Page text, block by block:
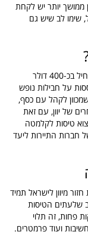
ממושך יותר יש לקחת
שימו לב שיש גם
זהו נתון משתנה, בהתבסס על שנים עברו המחיר מתחיל בכ-400 דולר
על חבילות נופש
לקהל עם כסף,
של יוון, עם זאת
טיסות לקלמטה
חברות התיירות ליעד
מיוון לישראל תמיד
שימו לב שלעתים הטיסות
טיסות החזור עשויות לקחת 10 או 15 דקות פחות, זה תלוי
ועוד פרמטרים.